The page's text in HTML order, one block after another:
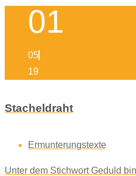
01
05
19
Stacheldraht
Ermunterungstexte
Unter dem Stichwort Geduld